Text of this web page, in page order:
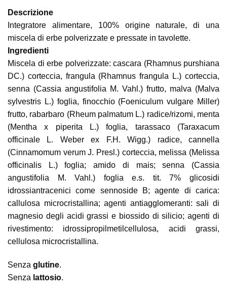
Descrizione
Integratore alimentare, 100% origine naturale, di una
miscela di erbe polverizzate e pressate in tavolette.
Ingredienti
Miscela di erbe polverizzate: cascara (Rhamnus purshiana
DC.) corteccia, frangula (Rhamnus frangula L.) corteccia,
senna (Cassia angustifolia M. Vahl.) frutto, malva (Malva
sylvestris L.) foglia, finocchio (Foeniculum vulgare Miller)
frutto, rabarbaro (Rheum palmatum L.) radice/rizomi, menta
(Mentha x piperita L.) foglia, tarassaco (Taraxacum
officinale L. Weber ex F.H. Wigg.) radice, cannella
(Cinnamomum verum J. Presl.) corteccia, melissa (Melissa
officinalis L.) foglia; amido di mais; senna (Cassia
angustifolia M. Vahl.) foglia e.s. tit. 7% glicosidi
idrossiantracenici come sennoside B; agente di carica:
callulosa microcristallina; agenti antiagglomeranti: sali di
magnesio degli acidi grassi e biossido di silicio; agenti di
rivestimento: idrossipropilmetilcellulosa, acidi grassi,
cellulosa microcristallina.
Senza glutine.
Senza lattosio.